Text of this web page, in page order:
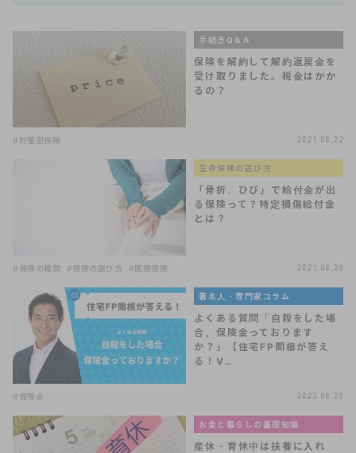
手続きQ＆A
保険を解約して解約返戻金を
受け取りました。税金はかか
るの？
#貯蓄型保険 2021.08.22
生命保険の選び方
「骨折、ひび」で給付金が出
る保険って？特定損傷給付金
とは？
#保険の種類 #保険の選び方 #医療保険 2021.08.20
著名人・専門家コラム
よくある質問「自殺をした場
合、保険金っております
か？」【住宅FP関根が答え
る！V…
#保険金 2023.08.23
お金と暮らしの基礎知識
産休・育休中は扶養に入れ